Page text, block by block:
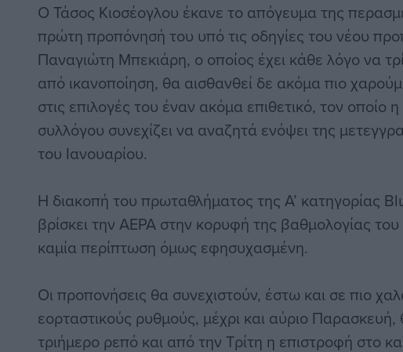
Ο Τάσος Κιοσέογλου έκανε το απόγευμα της
πρώτη προπόνησή του υπό τις οδηγίες του νέου
Παναγιώτη Μπεκιάρη, ο οποίος έχει κάθε λόγο να
από ικανοποίηση, θα αισθανθεί δε ακόμα πιο
στις επιλογές του έναν ακόμα επιθετικό, τον οποίο η
συλλόγου συνεχίζει να αναζητά ενόψει της
του Ιανουαρίου.
Η διακοπή του πρωταθλήματος της Α’ κατηγορίας
βρίσκει την ΑΕΡΑ στην κορυφή της βαθμολογίας
καμία περίπτωση όμως εφησυχασμένη.
Οι προπονήσεις θα συνεχιστούν, έστω και σε πιο
εορταστικούς ρυθμούς, μέχρι και αύριο
τριήμερο ρεπό και από την Τρίτη η επιστροφή στο